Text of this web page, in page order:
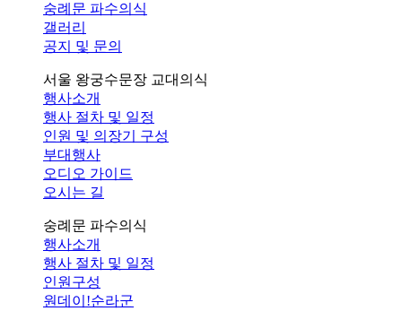
숭례문 파수의식
갤러리
공지 및 문의
서울 왕궁수문장 교대의식
행사소개
행사 절차 및 일정
인원 및 의장기 구성
부대행사
오디오 가이드
오시는 길
숭례문 파수의식
행사소개
행사 절차 및 일정
인원구성
원데이!순라군